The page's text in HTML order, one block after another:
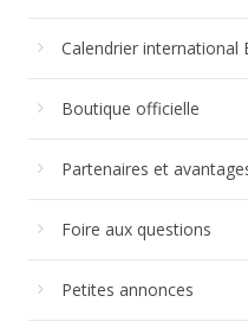
Calendrier international
Boutique officielle
Partenaires et
Foire aux questions
Petites annonces